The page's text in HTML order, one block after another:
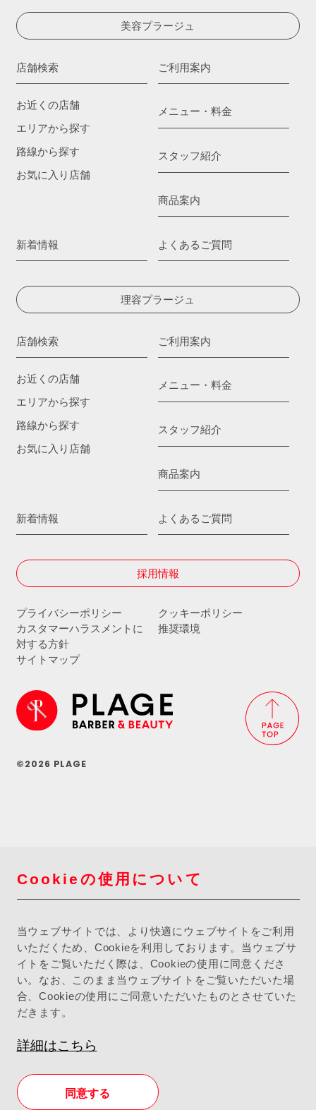
美容プラージュ
店舗検索
お近くの店舗
エリアから探す
路線から探す
お気に入り店舗
ご利用案内
メニュー・料金
スタッフ紹介
商品案内
新着情報 よくあるご質問
理容プラージュ
店舗検索
お近くの店舗
エリアから探す
路線から探す
お気に入り店舗
ご利用案内
メニュー・料金
スタッフ紹介
商品案内
新着情報 よくあるご質問
採用情報
プライバシーポリシー
クッキーポリシー
カスタマーハラスメントに
対する方針
推奨環境
サイトマップ
©2026 PLAGE
Cookieの使用について
当ウェブサイトでは、より快適にウェブサイトをご利用
いただくため、Cookieを利用しております。当ウェブサ
イトをご覧いただく際は、Cookieの使用に同意くださ
い。なお、このまま当ウェブサイトをご覧いただいた場
合、Cookieの使用にご同意いただいたものとさせていた
だきます。
詳細はこちら
同意する